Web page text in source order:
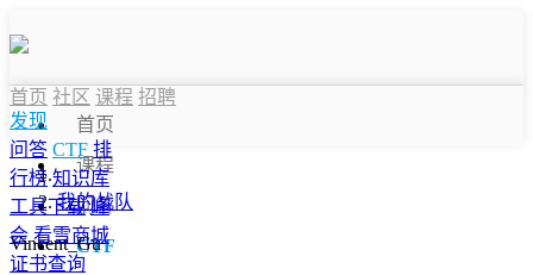
首页
课程
问答
CTF
首页 社区 课程 招聘
发现
问答 CTF 排
行榜 知识库
工具下载 峰
会 看雪商城
证书查询
我的战队
Vincent_Gu